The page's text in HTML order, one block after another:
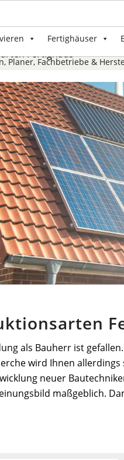
Fertighäuser
Planer, Fachbetriebe &
Fertighaus
als Bauherr ist
wird Ihnen
neuer
maßgeblich.